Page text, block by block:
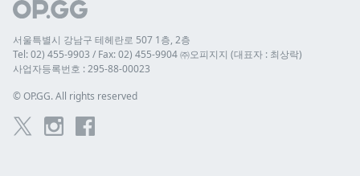
서울특별시 강남구 테헤란로 507 1층, 2층
Tel: 02) 455-9903 / Fax: 02) 455-9904 ㈜오피지지 (대표자 : 최상락)
사업자등록번호 : 295-88-00023
© OP.GG. All rights reserved